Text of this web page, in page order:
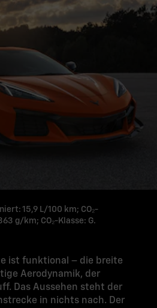
15,9 L/100 km; CO₂-
g/km; CO₂-Klasse: G.
ist funktional – die breite
Aerodynamik, der
Das Aussehen steht der
in nichts nach. Der